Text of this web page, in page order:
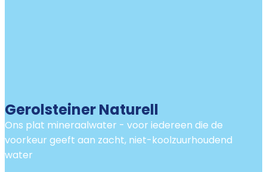
Gerolsteiner Naturell
Ons plat mineraalwater - voor iedereen die de
voorkeur geeft aan zacht, niet-koolzuurhoudend
water